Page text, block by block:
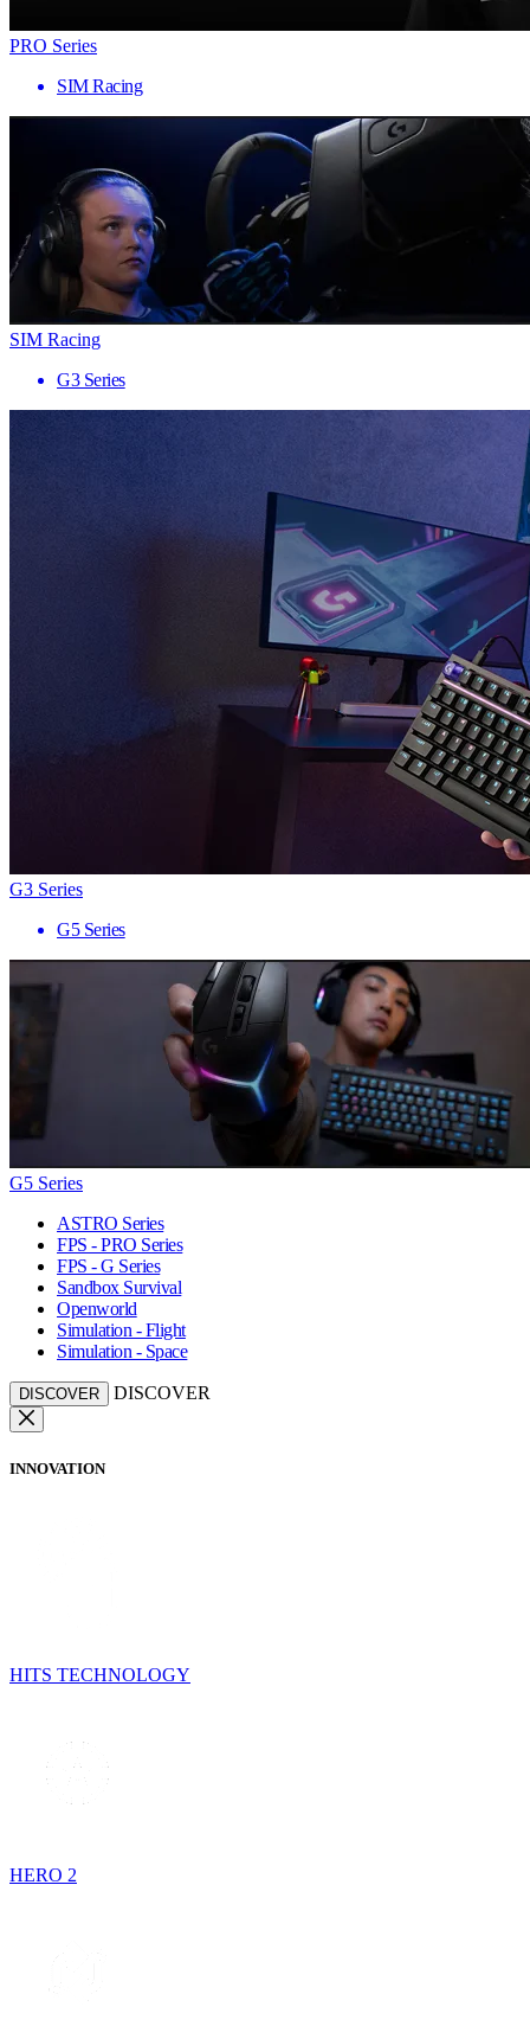
PRO Series
SIM Racing
SIM Racing
G3 Series
G3 Series
G5 Series
G5 Series
ASTRO Series
FPS - PRO Series
FPS - G Series
Sandbox Survival
Openworld
Simulation - Flight
Simulation - Space
DISCOVER DISCOVER
INNOVATION
HITS TECHNOLOGY
HERO 2